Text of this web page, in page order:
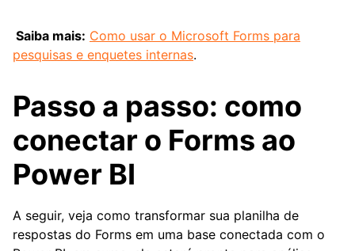
Saiba mais: Como usar o Microsoft Forms para
pesquisas e enquetes internas.
Passo a passo: como
conectar o Forms ao
Power BI
A seguir, veja como transformar sua planilha de
respostas do Forms em uma base conectada com o